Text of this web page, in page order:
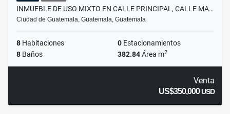
INMUEBLE DE USO MIXTO EN CALLE PRINCIPAL, CALLE MA…
Ciudad de Guatemala, Guatemala, Guatemala
8 Habitaciones 0 Estacionamientos
8 Baños 382.84Área m2
Venta
US$350,000USD